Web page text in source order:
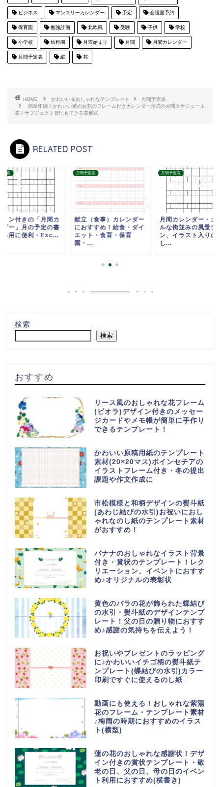
ビジネス マンスリーカレンダー 予定 会議室予約
保育園 勉強計画 北欧風 受験 子供 学校
小学校 幼稚園 月曜始まり 月間 月間カレンダー
月間予定表 縦 花
HOME かわいい＆おしゃれなテンプレート
月間予定表
簡単印刷！かわいい紫のお花のフレーム付きカレンダー形式の月間スケジュール
表！サブジェクト管理もできる表形式
RELATED POST
定表
イン付きの「月間カ
ダー」月の予定の書
み用に便利・Exc...
月間予定表
献立（食事）カレンダー
におすすめ！給食・ダイ
エット・食育・保育
園・...
月間予定表
月間カレンダー・カ
ルな街並みの風景デ
ン、イラスト入りの
し...
検索
検索
おすすめ
リース風のおしゃれな花フレーム
(ビオラ)デザイン付きのメッセー
ジカードやメモ帳が簡単に手作り
できるテンプレート！
かわいい原稿用紙のテンプレート
素材(20×20マス)ポインセチアの
イラストフレーム付き・冬の提出
課題や作文作成に
市松模様と和柄デザインの熨斗紙
(あわじ結びの水引)お祝いにおし
ゃれなのし紙のテンプレート素材
がおすすめ！
バナナのおしゃれなイラスト背景
付き・賞状のテンプレート！レク
リエーション、イベントにおすす
め♪オリジナルの表彰状
黄色のバラの花が飾られた蝶結び
の水引・熨斗紙のデザインテンプ
レート！父の日の贈り物におすす
め♪感謝の気持ちを伝えよう！
お祝いやプレゼントのラッピング
に♪かわいいイチゴ柄の熨斗紙テ
ンプレート(蝶結びの水引)カラー
印刷ですぐに使えるのし紙
動画にも使える！おしゃれな紫陽
花のフレーム・テンプレート素材
♪梅雨の時期におすすめのイラス
ト(横型)
蓮の花のおしゃれな感謝状！デザ
イン付きの賞状テンプレート・敬
老の日、父の日、母の日のイベン
ト利用におすすめ(横書き)